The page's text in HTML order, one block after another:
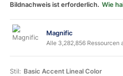
Bildnachweis ist erforderlich. Wie
Magnific
Alle 3,282,856 Ressourcen
Stil: Basic Accent Lineal Color